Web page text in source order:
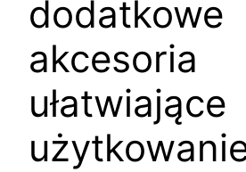
dodatkowe
akcesoria
ułatwiające